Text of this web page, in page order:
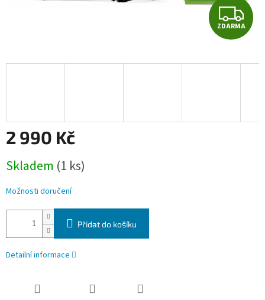
Z
D
A
ZDARMA
2 990 Kč
cena:
Skladem (1 ks)
Možnosti doručení
Přidat do košíku
Detailní informace